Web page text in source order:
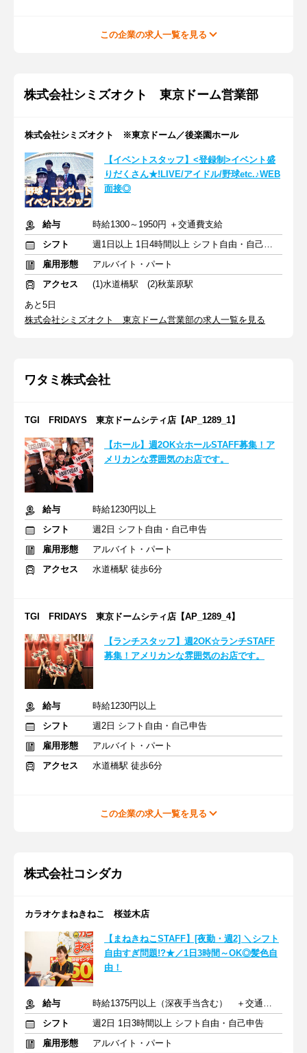
この企業の求人一覧を見る
株式会社シミズオクト 東京ドーム営業部
株式会社シミズオクト ※東京ドーム／後楽園ホール
【イベントスタッフ】<登録制>イベント盛
りだくさん★!LIVE/アイドル/野球etc.♪WEB
面接◎
給与
時給1300～1950円 ＋交通費支給
シフト
週1日以上 1日4時間以上 シフト自由・自己申告
雇用形態
アルバイト・パート
アクセス
(1)水道橋駅 (2)秋葉原駅
あと5日
株式会社シミズオクト 東京ドーム営業部の求人一覧を見る
ワタミ株式会社
TGI FRIDAYS 東京ドームシティ店【AP_1289_1】
【ホール】週2OK☆ホールSTAFF募集！ア
メリカンな雰囲気のお店です。
給与
時給1230円以上
シフト
週2日 シフト自由・自己申告
雇用形態
アルバイト・パート
アクセス
水道橋駅 徒歩6分
TGI FRIDAYS 東京ドームシティ店【AP_1289_4】
【ランチスタッフ】週2OK☆ランチSTAFF
募集！アメリカンな雰囲気のお店です。
給与
時給1230円以上
シフト
週2日 シフト自由・自己申告
雇用形態
アルバイト・パート
アクセス
水道橋駅 徒歩6分
この企業の求人一覧を見る
株式会社コシダカ
カラオケまねきねこ 桜並木店
【まねきねこSTAFF】[夜勤・週2] ＼シフト
自由すぎ問題!?★／1日3時間～OK◎髪色自
由！
給与
時給1375円以上（深夜手当含む） ＋交通費支給
シフト
週2日 1日3時間以上 シフト自由・自己申告
雇用形態
アルバイト・パート